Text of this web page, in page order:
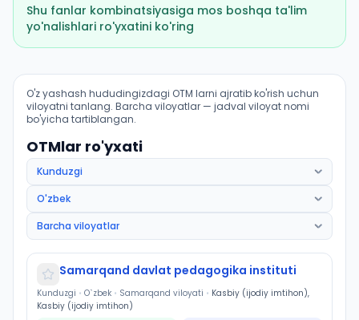
Shu fanlar kombinatsiyasiga mos boshqa ta'lim
yo'nalishlari ro'yxatini ko'ring
Musiqa taʼlimi (Payariq tumani): OTM lar bo'yicha
O'z yashash hududingizdagi OTM larni ajratib ko'rish uchun
viloyatni tanlang. Barcha viloyatlar — jadval viloyat nomi
bo'yicha tartiblangan.
OTMlar ro'yxati
Samarqand davlat pedagogika instituti
Kunduzgi • O`zbek • Samarqand viloyati • Kasbiy (ijodiy imtihon),
Kasbiy (ijodiy imtihon)